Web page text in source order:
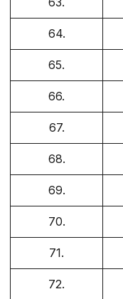
64.
65.
66.
67.
68.
69.
70.
71.
72.